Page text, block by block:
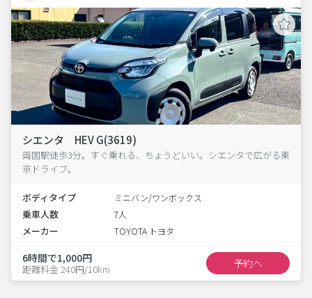
シエンタ HEV G(3619)
両国駅徒歩3分。すぐ乗れる、ちょうどいい。シエンタで広がる東
京ドライブ。
ボディタイプ ミニバン/ワンボックス
乗車人数 7人
メーカー TOYOTA トヨタ
6時間で1,000円
距離料金 240円/10km 予約へ